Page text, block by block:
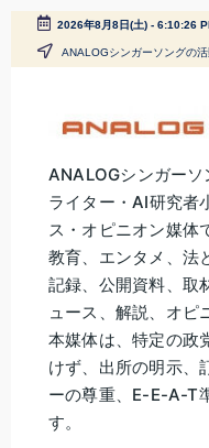
Skip
2026年8月8日(土)- 6:10:27
ANALOGシンガーソングの
A
N
A
L
O
G
シ
ン
ANALOGシンガー
ライター・AI研究者
ス・オピニオン媒体
教育、エンタメ、法
記録、公開資料、取
ュース、解説、オピ
本媒体は、特定の政
けず、出所の明示、
ーの尊重、E-E-A-T
す。